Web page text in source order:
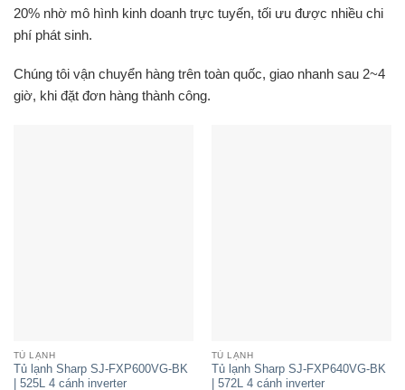
20% nhờ mô hình kinh doanh trực tuyến, tối ưu được nhiều chi
phí phát sinh.
Chúng tôi vận chuyển hàng trên toàn quốc, giao nhanh sau 2~4
giờ, khi đặt đơn hàng thành công.
TỦ LẠNH
Tủ lạnh Sharp SJ-FXP600VG-BK
| 525L 4 cánh inverter
TỦ LẠNH
Tủ lạnh Sharp SJ-FXP640VG-BK
| 572L 4 cánh inverter